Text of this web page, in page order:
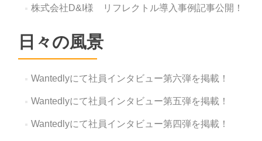
株式会社D&I様 リフレクトル導入事例記事公開！
日々の風景
Wantedlyにて社員インタビュー第六弾を掲載！
Wantedlyにて社員インタビュー第五弾を掲載！
Wantedlyにて社員インタビュー第四弾を掲載！